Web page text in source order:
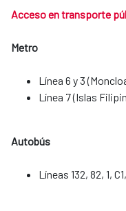
Acceso en transporte
Metro
Línea 6 y 3
Línea 7 (Islas
Autobús
Líneas 132, 82, 1,